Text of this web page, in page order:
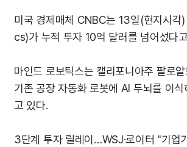
미국 경제매체 CNBC는 13일(현지시
cs)가 누적 투자 10억 달러를 넘어섰다
마인드 로보틱스는 캘리포니아주 팔로
기존 공장 자동화 로봇에 AI 두뇌를 이
고 있다.
3단계 투자 릴레이…WSJ·로이터 "기업